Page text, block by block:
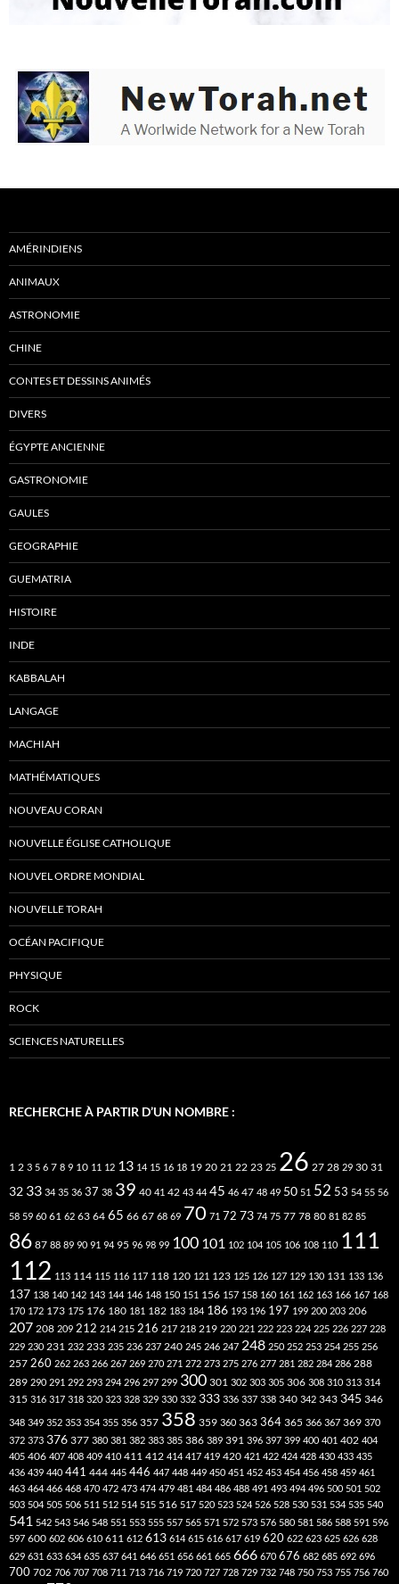
AMÉRINDIENS
ANIMAUX
ASTRONOMIE
CHINE
CONTES ET DESSINS ANIMÉS
DIVERS
ÉGYPTE ANCIENNE
GASTRONOMIE
GAULES
GEOGRAPHIE
GUEMATRIA
HISTOIRE
INDE
KABBALAH
LANGAGE
MACHIAH
MATHÉMATIQUES
NOUVEAU CORAN
NOUVELLE ÉGLISE CATHOLIQUE
NOUVEL ORDRE MONDIAL
NOUVELLE TORAH
OCÉAN PACIFIQUE
PHYSIQUE
ROCK
SCIENCES NATURELLES
RECHERCHE À PARTIR D’UN NOMBRE :
1 2 3 5 6 7 8 9 10 11 12 13 14 15 16 18 19 20 21 22 23 25 26 27 28 29 30 31
32 33 34 35 36 37 38 39 40 41 42 43 44 45 46 47 48 49 50 51 52 53 54 55 56
58 59 60 61 62 63 64 65 66 67 68 69 70 71 72 73 74 75 77 78 80 81 82 85
86 87 88 89 90 91 94 95 96 98 99 100 101 102 104 105 106 108 110 111
112 113 114 115 116 117 118 120 121 123 125 126 127 129 130 131 133 136
137 138 140 142 143 144 146 148 150 151 156 157 158 160 161 162 163 166 167 168
170 172 173 175 176 180 181 182 183 184 186 193 196 197 199 200 203 206
207 208 209 212 214 215 216 217 218 219 220 221 222 223 224 225 226 227 228
229 230 231 232 233 235 236 237 240 245 246 247 248 250 252 253 254 255 256
257 260 262 263 266 267 269 270 271 272 273 275 276 277 281 282 284 286 288
289 290 291 292 293 294 296 297 299 300 301 302 303 305 306 308 310 313 314
315 316 317 318 320 323 328 329 330 332 333 336 337 338 340 342 343 345 346
348 349 352 353 354 355 356 357 358 359 360 363 364 365 366 367 369 370
372 373 376 377 380 381 382 383 385 386 389 391 396 397 399 400 401 402 404
405 406 407 408 409 410 411 412 414 417 419 420 421 422 424 428 430 433 435
436 439 440 441 444 445 446 447 448 449 450 451 452 453 454 456 458 459 461
463 464 466 468 470 472 473 474 479 481 484 486 488 491 493 494 496 500 501 502
503 504 505 506 511 512 514 515 516 517 520 523 524 526 528 530 531 534 535 540
541 542 543 546 548 551 553 555 557 565 571 572 573 576 580 581 586 588 591 596
597 600 602 606 610 611 612 613 614 615 616 617 619 620 622 623 625 626 628
629 631 633 634 635 637 641 646 651 656 661 665 666 670 676 682 685 692 696
700 702 706 707 708 711 713 716 719 720 727 728 729 732 748 750 753 755 756 760